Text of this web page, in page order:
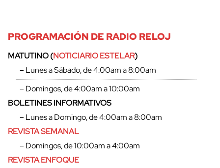
PROGRAMACIÓN DE RADIO RELOJ
MATUTINO (NOTICIARIO ESTELAR)
– Lunes a Sábado, de 4:00am a 8:00am
– Domingos, de 4:00am a 10:00am
BOLETINES INFORMATIVOS
– Lunes a Domingo, de 4:00am a 8:00am
REVISTA SEMANAL
– Domingos, de 10:00am a 4:00am
REVISTA ENFOQUE